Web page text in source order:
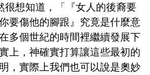
很想知道，「『女人的後裔要
要傷他的腳跟』究竟是什麼意
多個世紀的時間裡繼續發展下
上，神確實打算讓這些最初的
，實際上我們也可以說是奧妙